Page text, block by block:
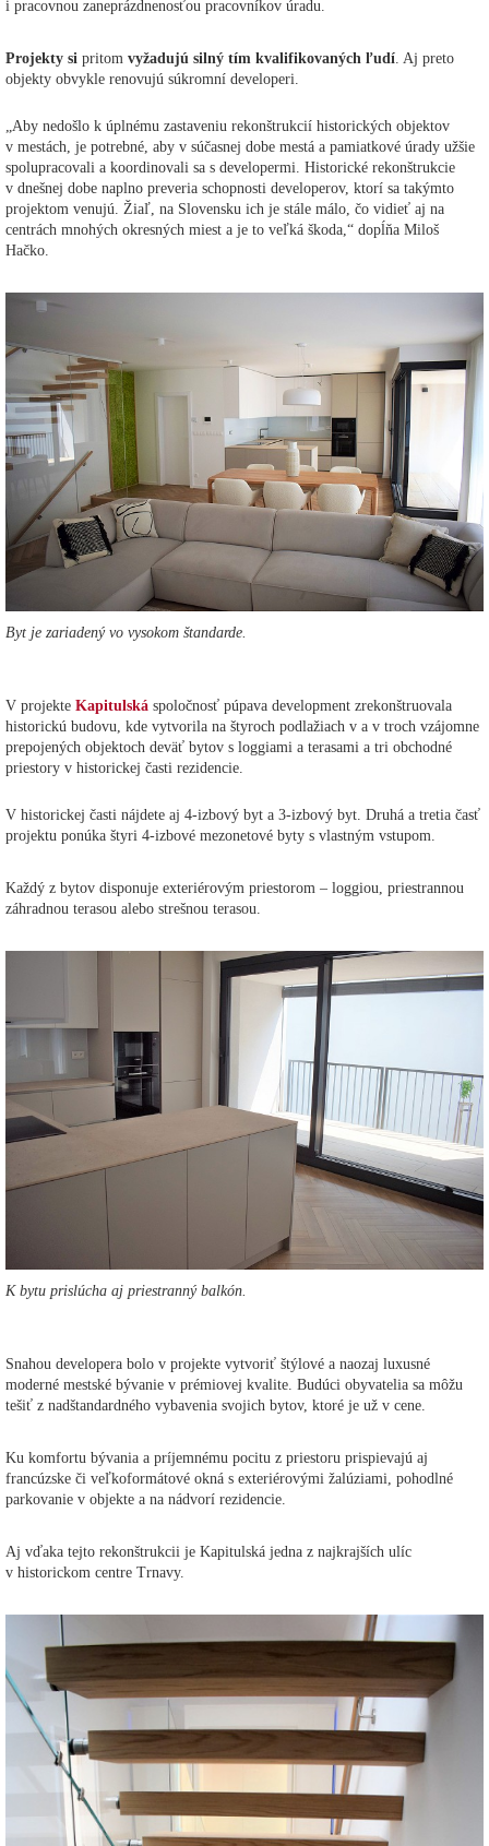
i pracovnou zaneprázdnenosťou pracovníkov úradu.
Projekty si pritom vyžadujú silný tím kvalifikovaných ľudí. Aj preto
objekty obvykle renovujú súkromní developeri.
„Aby nedošlo k úplnému zastaveniu rekonštrukcií historických objektov
v mestách, je potrebné, aby v súčasnej dobe mestá a pamiatkové úrady užšie
spolupracovali a koordinovali sa s developermi. Historické rekonštrukcie
v dnešnej dobe naplno preveria schopnosti developerov, ktorí sa takýmto
projektom venujú. Žiaľ, na Slovensku ich je stále málo, čo vidieť aj na
centrách mnohých okresných miest a je to veľká škoda,“ dopĺňa Miloš
Hačko.
Byt je zariadený vo vysokom štandarde.
V projekte Kapitulská spoločnosť púpava development zrekonštruovala
historickú budovu, kde vytvorila na štyroch podlažiach v a v troch vzájomne
prepojených objektoch deväť bytov s loggiami a terasami a tri obchodné
priestory v historickej časti rezidencie.
V historickej časti nájdete aj 4-izbový byt a 3-izbový byt. Druhá a tretia časť
projektu ponúka štyri 4-izbové mezonetové byty s vlastným vstupom.
Každý z bytov disponuje exteriérovým priestorom – loggiou, priestrannou
záhradnou terasou alebo strešnou terasou.
K bytu prislúcha aj priestranný balkón.
Snahou developera bolo v projekte vytvoriť štýlové a naozaj luxusné
moderné mestské bývanie v prémiovej kvalite. Budúci obyvatelia sa môžu
tešiť z nadštandardného vybavenia svojich bytov, ktoré je už v cene.
Ku komfortu bývania a príjemnému pocitu z priestoru prispievajú aj
francúzske či veľkoformátové okná s exteriérovými žalúziami, pohodlné
parkovanie v objekte a na nádvorí rezidencie.
Aj vďaka tejto rekonštrukcii je Kapitulská jedna z najkrajších ulíc
v historickom centre Trnavy.